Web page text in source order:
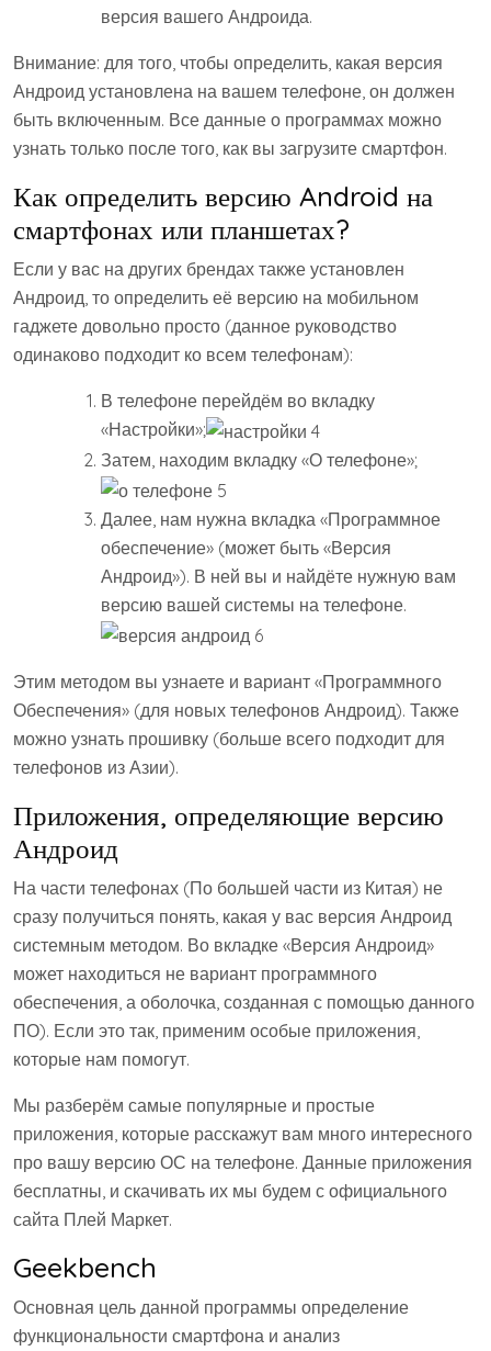
версия вашего Андроида.
Внимание: для того, чтобы определить, какая версия
Андроид установлена на вашем телефоне, он должен
быть включенным. Все данные о программах можно
узнать только после того, как вы загрузите смартфон.
Как определить версию Android на
смартфонах или планшетах?
Если у вас на других брендах также установлен
Андроид, то определить её версию на мобильном
гаджете довольно просто (данное руководство
одинаково подходит ко всем телефонам):
В телефоне перейдём во вкладку
«Настройки»;
Затем, находим вкладку «О телефоне»;
Далее, нам нужна вкладка «Программное
обеспечение» (может быть «Версия
Андроид»). В ней вы и найдёте нужную вам
версию вашей системы на телефоне.
Этим методом вы узнаете и вариант «Программного
Обеспечения» (для новых телефонов Андроид). Также
можно узнать прошивку (больше всего подходит для
телефонов из Азии).
Приложения, определяющие версию
Андроид
На части телефонах (По большей части из Китая) не
сразу получиться понять, какая у вас версия Андроид
системным методом. Во вкладке «Версия Андроид»
может находиться не вариант программного
обеспечения, а оболочка, созданная с помощью данного
ПО). Если это так, применим особые приложения,
которые нам помогут.
Мы разберём самые популярные и простые
приложения, которые расскажут вам много интересного
про вашу версию ОС на телефоне. Данные приложения
бесплатны, и скачивать их мы будем с официального
сайта Плей Маркет.
Geekbench
Основная цель данной программы определение
функциональности смартфона и анализ